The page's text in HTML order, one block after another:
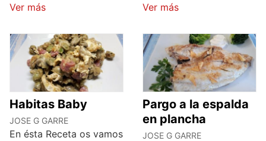
Ver más
Ver más
Habitas Baby
JOSE G GARRE
En ésta Receta os vamos
Pargo a la espalda
en plancha
JOSE G GARRE